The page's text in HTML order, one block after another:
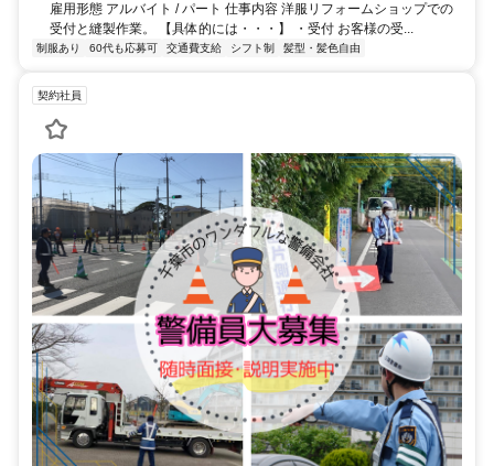
雇用形態 アルバイト / パート 仕事内容 洋服リフォームショップでの
受付と縫製作業。 【具体的には・・・】 ・受付 お客様の受...
制服あり 60代も応募可 交通費支給 シフト制 髪型・髪色自由
契約社員